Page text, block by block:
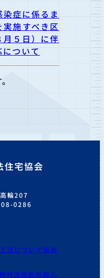
症に係るま
施すべき区
５日）に伴
ついて
住宅協会
輪207
0286
法について協会
特定技能外国人